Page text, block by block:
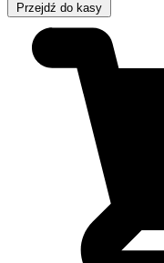
Przejdź do kasy